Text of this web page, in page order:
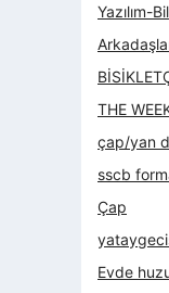
Yazılım-
THE
çap/yan
sscb
Çap
Evde